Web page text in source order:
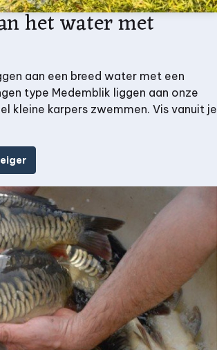
het water met
aan een breed water met een
type Medemblik liggen aan onze
kleine karpers zwemmen. Vis vanuit je